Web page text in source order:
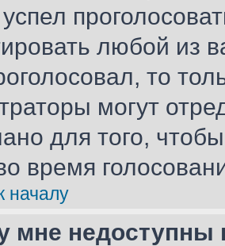
любой из
то
могут
для того,
время
началу
мне